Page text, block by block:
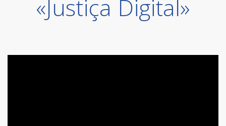
«Justiça Digital»